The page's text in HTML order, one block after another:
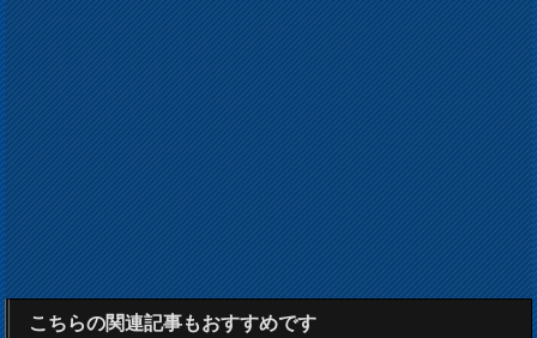
こちらの関連記事もおすすめです